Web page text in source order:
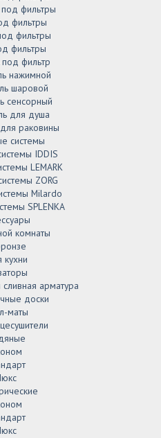
фильтры
фильтры
фильтры
фильтры
под фильтр
нажимной
шаровой
сенсорный
для душа
раковины
системы
IDDIS
LEMARK
ZORG
Milardo
SPLENKA
комнаты
кухни
арматура
доски
маты